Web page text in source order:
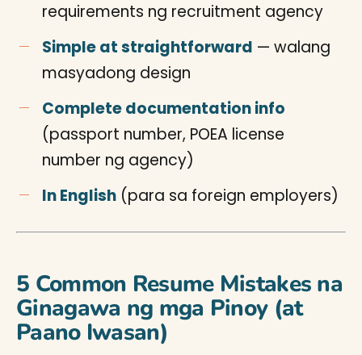
requirements ng recruitment agency
Simple at straightforward — walang
masyadong design
Complete documentation info
(passport number, POEA license
number ng agency)
In English (para sa foreign employers)
5 Common Resume Mistakes na
Ginagawa ng mga Pinoy (at
Paano Iwasan)